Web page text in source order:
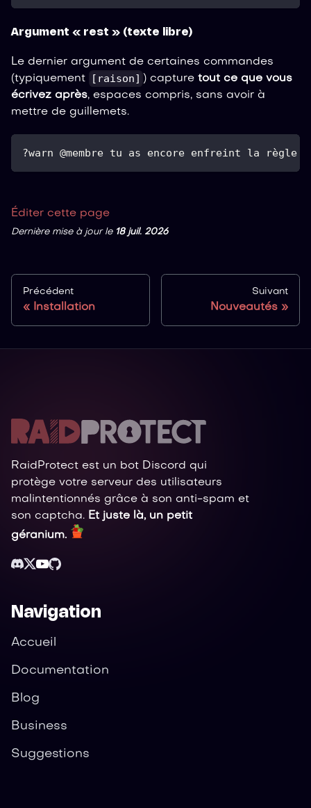
Argument « rest » (texte libre)
Le dernier argument de certaines commandes
(typiquement
[raison] ) capturetout ce que vous
écrivez après, espaces compris, sans avoir à
mettre de guillemets.
?warn @membre tu as encore enfreint la règle
Éditer cette page
Dernière mise à jourle 18 juil. 2026
Précédent
Installation
Suivant
Nouveautés
RaidProtect est un bot Discord qui
protège votre serveur des utilisateurs
malintentionnés grâce à son anti-spam et
son captcha. Et juste là, un petit
géranium.
Navigation
Accueil
Documentation
Blog
Business
Suggestions